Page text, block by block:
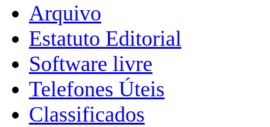
Arquivo
Estatuto Editorial
Software livre
Telefones Úteis
Classificados